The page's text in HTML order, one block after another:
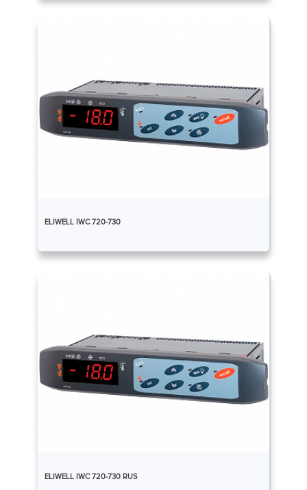
ELIWELL IWC 720-730
ELIWELL IWС 720-730 RUS